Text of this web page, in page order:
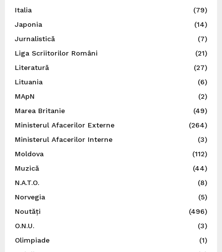
Italia
(79)
Japonia
(14)
Jurnalistică
(7)
Liga Scriitorilor Români
(21)
Literatură
(27)
Lituania
(6)
MApN
(2)
Marea Britanie
(49)
Ministerul Afacerilor Externe
(264)
Ministerul Afacerilor Interne
(3)
Moldova
(112)
Muzică
(44)
N.A.T.O.
(8)
Norvegia
(5)
Noutăți
(496)
O.N.U.
(3)
Olimpiade
(1)